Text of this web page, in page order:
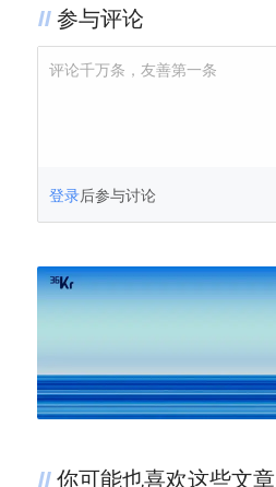
参与评论
评论千万条，友善第一条
登录后参与讨论
你可能也喜欢这些文章